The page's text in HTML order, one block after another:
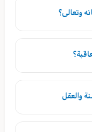
وتعالى؟
والعقل